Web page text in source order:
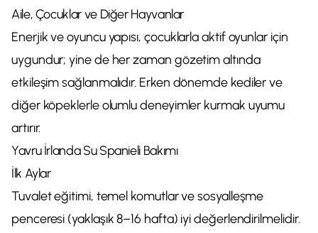
Aile, Çocuklar ve Diğer Hayvanlar
Enerjik ve oyuncu yapısı, çocuklarla aktif oyunlar için
uygundur; yine de her zaman gözetim altında
etkileşim sağlanmalıdır. Erken dönemde kediler ve
diğer köpeklerle olumlu deneyimler kurmak uyumu
artırır.
Yavru İrlanda Su Spanieli Bakımı
İlk Aylar
Tuvalet eğitimi, temel komutlar ve sosyalleşme
penceresi (yaklaşık 8–16 hafta) iyi değerlendirilmelidir.